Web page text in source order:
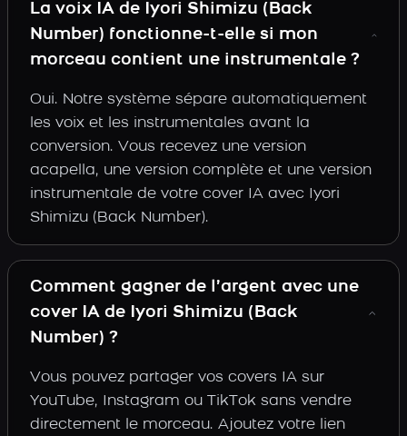
La voix IA de Iyori Shimizu (Back
Number) fonctionne-t-elle si mon
morceau contient une instrumentale ?
Oui. Notre système sépare automatiquement
les voix et les instrumentales avant la
conversion. Vous recevez une version
acapella, une version complète et une version
instrumentale de votre cover IA avec Iyori
Shimizu (Back Number).
Comment gagner de l’argent avec une
cover IA de Iyori Shimizu (Back
Number) ?
Vous pouvez partager vos covers IA sur
YouTube, Instagram ou TikTok sans vendre
directement le morceau. Ajoutez votre lien